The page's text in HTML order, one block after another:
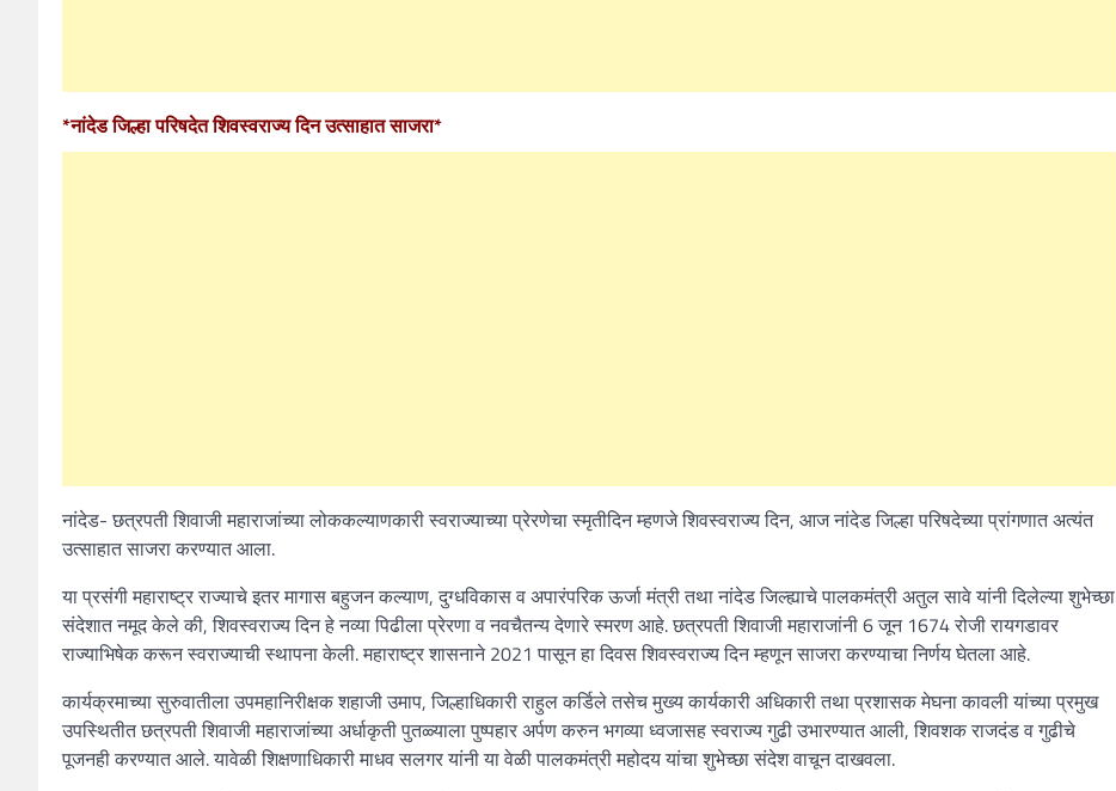
*नांदेड जिल्हा परिषदेत शिवस्वराज्य दिन उत्साहात साजरा*
नांदेड- छत्रपती शिवाजी महाराजांच्या लोककल्याणकारी स्वराज्याच्या प्रेरणेचा स्मृतीदिन म्हणजे शिवस्वराज्य दिन, आज नांदेड जिल्हा परिषदेच्या प्रांगणात अत्यंत
उत्साहात साजरा करण्यात आला.
या प्रसंगी महाराष्ट्र राज्याचे इतर मागास बहुजन कल्याण, दुग्धविकास व अपारंपरिक ऊर्जा मंत्री तथा नांदेड जिल्ह्याचे पालकमंत्री अतुल सावे यांनी दिलेल्या शुभेच्छा
संदेशात नमूद केले की, शिवस्वराज्य दिन हे नव्या पिढीला प्रेरणा व नवचैतन्य देणारे स्मरण आहे. छत्रपती शिवाजी महाराजांनी 6 जून 1674 रोजी रायगडावर
राज्याभिषेक करून स्वराज्याची स्थापना केली. महाराष्ट्र शासनाने 2021 पासून हा दिवस शिवस्वराज्य दिन म्हणून साजरा करण्याचा निर्णय घेतला आहे.
कार्यक्रमाच्या सुरुवातीला उपमहानिरीक्षक शहाजी उमाप, जिल्हाधिकारी राहुल कर्डिले तसेच मुख्य कार्यकारी अधिकारी तथा प्रशासक मेघना कावली यांच्या प्रमुख
उपस्थितीत छत्रपती शिवाजी महाराजांच्या अर्धाकृती पुतळ्याला पुष्पहार अर्पण करुन भगव्या ध्वजासह स्वराज्य गुढी उभारण्यात आली, शिवशक राजदंड व गुढीचे
पूजनही करण्यात आले. यावेळी शिक्षणाधिकारी माधव सलगर यांनी या वेळी पालकमंत्री महोदय यांचा शुभेच्छा संदेश वाचून दाखवला.